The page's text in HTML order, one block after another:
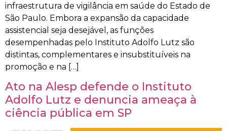
infraestrutura de vigilância em saúde do Estado de
São Paulo. Embora a expansão da capacidade
assistencial seja desejável, as funções
desempenhadas pelo Instituto Adolfo Lutz são
distintas, complementares e insubstituíveis na
promoção e na […]
Ato na Alesp defende o Instituto
Adolfo Lutz e denuncia ameaça à
ciência pública em SP